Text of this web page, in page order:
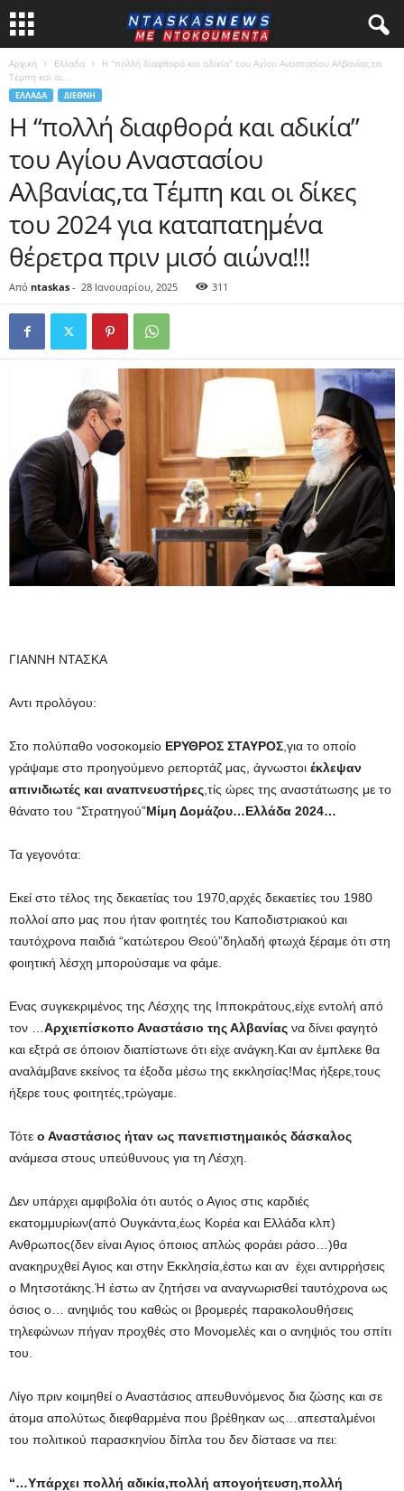
Αρχική Ελλαδα
Η “πολλή διαφθορά και αδικία” του Αγίου Αναστασίου Αλβανίας,τα
Τέμπη και οι...
ΕΛΛΑΔΑ ΔΙΕΘΝΗ
Η “πολλή διαφθορά και αδικία”
του Αγίου Αναστασίου
Αλβανίας,τα Τέμπη και οι δίκες
του 2024 για καταπατημένα
θέρετρα πριν μισό αιώνα!!!
Από ntaskas - 28 Ιανουαρίου, 2025 311
ΓΙΑΝΝΗ ΝΤΑΣΚΑ
Αντι προλόγου:
Στο πολύπαθο νοσοκομείο ΕΡΥΘΡΟΣ ΣΤΑΥΡΟΣ ,για το οποίο
γράψαμε στο προηγούμενο ρεπορτάζ μας, άγνωστοι έκλεψαν
απινιδιωτές και αναπνευστήρες ,τίς ώρες της αναστάτωσης με το
θάνατο του “Στρατηγού”Μίμη Δομάζου…Ελλάδα 2024…
Τα γεγονότα:
Εκεί στο τέλος της δεκαετίας του 1970,αρχές δεκαετίες του 1980
πολλοί απο μας που ήταν φοιτητές του Καποδιστριακού και
ταυτόχρονα παιδιά “κατώτερου Θεού”δηλαδή φτωχά ξέραμε ότι στη
φοιητική λέσχη μπορούσαμε να φάμε.
Ενας συγκεκριμένος της Λέσχης της Ιπποκράτους,είχε εντολή από
τον … Αρχιεπίσκοπο Αναστάσιο της Αλβανίας να δίνει φαγητό
και εξτρά σε όποιον διαπίστωνε ότι είχε ανάγκη.Και αν έμπλεκε θα
αναλάμβανε εκείνος τα έξοδα μέσω της εκκλησίας!Μας ήξερε,τους
ήξερε τους φοιτητές,τρώγαμε.
Τότε ο Αναστάσιος ήταν ως πανεπιστημαικός δάσκαλος
ανάμεσα στους υπεύθυνους για τη Λέσχη.
Δεν υπάρχει αμφιβολία ότι αυτός ο Αγιος στις καρδιές
εκατομμυρίων(από Ουγκάντα,έως Κορέα και Ελλάδα κλπ)
Ανθρωπος(δεν είναι Αγιος όποιος απλώς φοράει ράσο…)θα
ανακηρυχθεί Αγιος και στην Εκκλησία,έστω και αν έχει αντιρρήσεις
ο Μητσοτάκης.Ή έστω αν ζητήσει να αναγνωρισθεί ταυτόχρονα ως
όσιος ο… ανηψιός του καθώς οι βρομερές παρακολουθήσεις
τηλεφώνων πήγαν προχθές στο Μονομελές και ο ανηψιός του σπίτι
του.
Λίγο πριν κοιμηθεί ο Αναστάσιος απευθυνόμενος δια ζώσης και σε
άτομα απολύτως διεφθαρμένα που βρέθηκαν ως…απεσταλμένοι
του πολιτικού παρασκηνίου δίπλα του δεν δίστασε να πει:
“…Υπάρχει πολλή αδικία,πολλή απογοήτευση,πολλή